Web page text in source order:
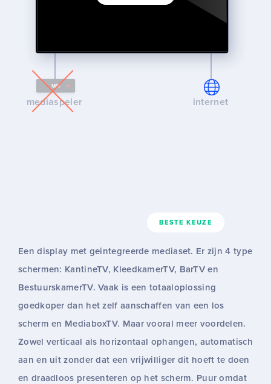
mediaspeler internet
BESTE KEUZE
Een display met geintegreerde mediaset. Er zijn 4 type
schermen: KantineTV, KleedkamerTV, BarTV en
BestuurskamerTV. Vaak is een totaaloplossing
goedkoper dan het zelf aanschaffen van een los
scherm en MediaboxTV. Maar vooral meer voordelen.
Zowel verticaal als horizontaal ophangen, automatisch
aan en uit zonder dat een vrijwilliger dit hoeft te doen
en draadloos presenteren op het scherm. Puur omdat